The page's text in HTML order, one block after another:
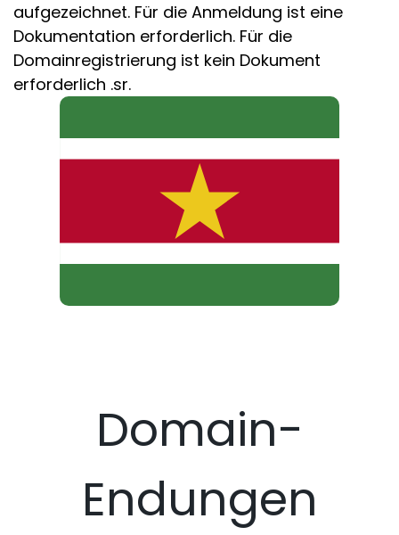
aufgezeichnet. Für die Anmeldung ist eine
Dokumentation erforderlich. Für die
Domainregistrierung ist kein Dokument
erforderlich .sr.
Domain-
Endungen